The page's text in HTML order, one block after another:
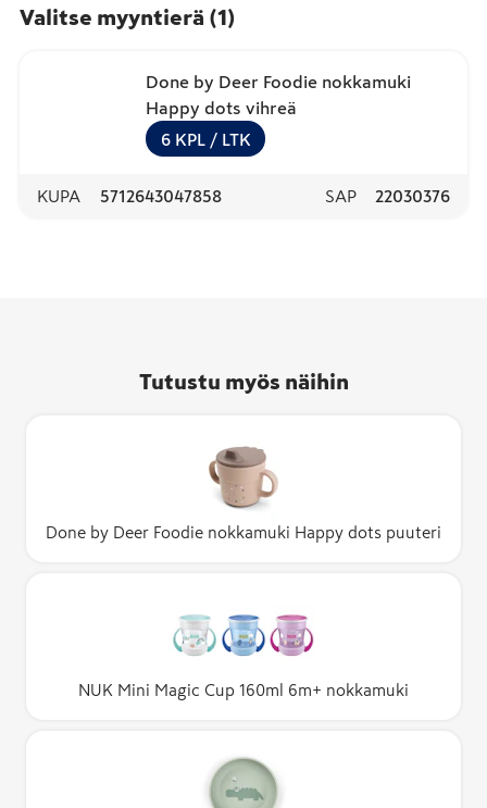
Valitse myyntierä (1 )
Done by Deer Foodie nokkamuki
Happy dots vihreä
6 KPL / LTK
KUPA 5712643047858 SAP 22030376
Tutustu myös näihin
Done by Deer Foodie nokkamuki Happy dots puuteri
NUK Mini Magic Cup 160ml 6m+ nokkamuki